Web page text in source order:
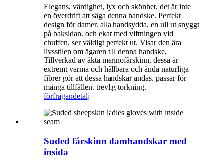
Elegans, värdighet, lyx och skönhet, det är inte
en överdrift att säga denna handske. Perfekt
design för damer. alla handsydda, en ull ut snyggt
på baksidan. och ekar med viftningen vid
chuffen. ser väldigt perfekt ut. Visar den ära
livsstilen om ägaren till denna handske,
Tillverkad av äkta merinofårskinn, dessa är
extremt varma och hållbara och ändå naturliga
fibrer gör att dessa handskar andas. passar för
många tillfällen. trevlig torkning.
förfrågandetalj
Suded fårskinn damhandskar med
insida